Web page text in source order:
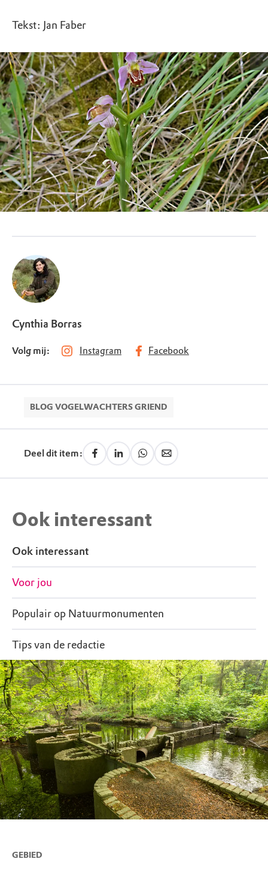
Tekst: Jan Faber
Cynthia Borras
Volg mij: Instagram Facebook
BLOG VOGELWACHTERS GRIEND
Deel dit item:
Ook interessant
Ook interessant
Voor jou
Populair op Natuurmonumenten
Tips van de redactie
GEBIED